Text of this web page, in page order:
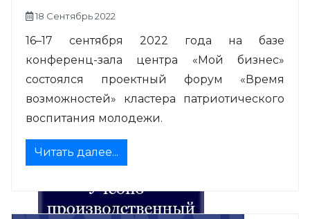
18 Сентябрь 2022
16–17 сентября 2022 года на базе
конференц-зала центра «Мой бизнес»
состоялся проектный форум «Время
возможностей» кластера патриотического
воспитания молодежи.
Читать далее...